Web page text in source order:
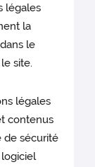
légales
la
le
site.
légales
contenus
de sécurité
logiciel